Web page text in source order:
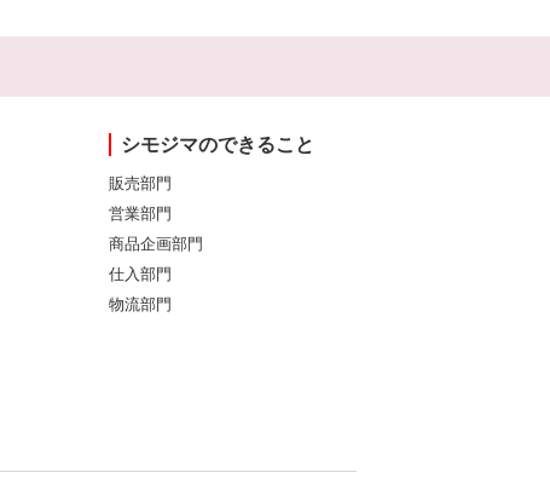
シモジマのできること
販売部門
営業部門
商品企画部門
仕入部門
物流部門